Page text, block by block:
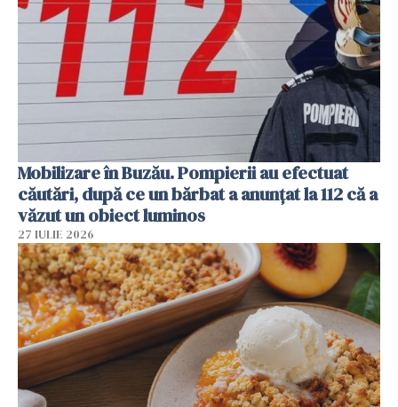
Mobilizare în Buzău. Pompierii au efectuat
căutări, după ce un bărbat a anunțat la 112 că a
văzut un obiect luminos
27 IULIE 2026